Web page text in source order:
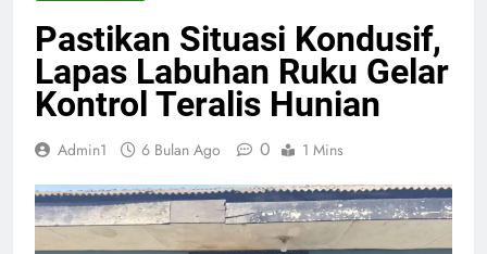
Pastikan Situasi Kondusif,
Lapas Labuhan Ruku Gelar
Kontrol Teralis Hunian
Admin1 6 Bulan Ago 0 1 Mins